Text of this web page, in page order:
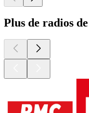
Plus de radios